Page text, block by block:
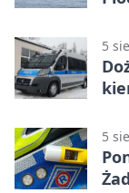
5
5